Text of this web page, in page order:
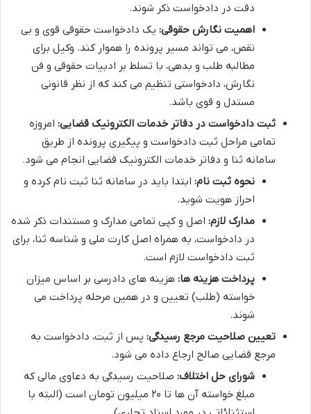
دقت در دادخواست ذکر شوند.
اهمیت نگارش حقوقی: یک دادخواست حقوقی قوی و بی
نقص، می تواند مسیر پرونده را هموار کند. وکیل برای
مطالبه طلب و بدهی، با تسلط بر ادبیات حقوقی و فن
نگارش، دادخواستی تنظیم می کند که از نظر قانونی
مستدل و قوی باشد.
ثبت دادخواست در دفاتر خدمات الکترونیک قضایی: امروزه
تمامی مراحل ثبت دادخواست و پیگیری پرونده از طریق
سامانه ثنا و دفاتر خدمات الکترونیک قضایی انجام می شود.
نحوه ثبت نام: ابتدا باید در سامانه ثنا ثبت نام کرده و
احراز هویت شوید.
مدارک لازم: اصل و کپی تمامی مدارک و مستندات ذکر شده
در دادخواست، به همراه اصل کارت ملی و شناسه ثنا، برای
ثبت دادخواست لازم است.
پرداخت هزینه ها: هزینه های دادرسی بر اساس میزان
خواسته (طلب) تعیین و در همین مرحله پرداخت می
شوند.
تعیین صلاحیت مرجع رسیدگی: پس از ثبت، دادخواست به
مرجع قضایی صالح ارجاع داده می شود.
شورای حل اختلاف: صلاحیت رسیدگی به دعاوی مالی که
مبلغ خواسته آن ها تا ۲۰ میلیون تومان است (البته با